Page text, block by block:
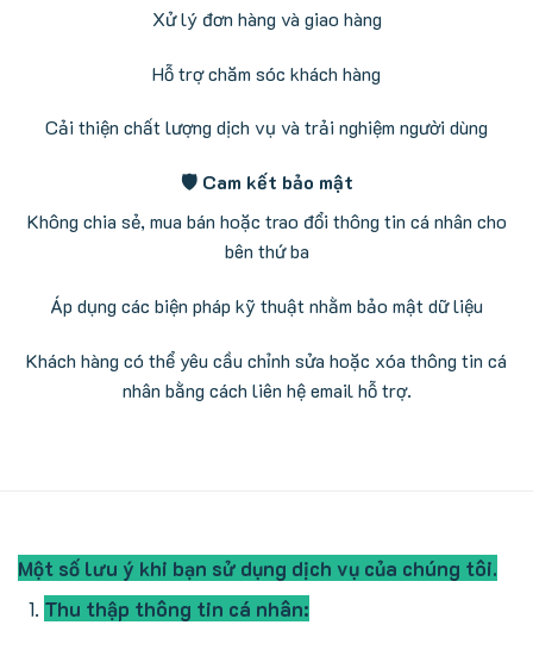
Xử lý đơn hàng và giao hàng
Hỗ trợ chăm sóc khách hàng
Cải thiện chất lượng dịch vụ và trải nghiệm người dùng
🛡️ Cam kết bảo mật
Không chia sẻ, mua bán hoặc trao đổi thông tin cá nhân cho
bên thứ ba
Áp dụng các biện pháp kỹ thuật nhằm bảo mật dữ liệu
Khách hàng có thể yêu cầu chỉnh sửa hoặc xóa thông tin cá
nhân bằng cách liên hệ email hỗ trợ.
Một số lưu ý khi bạn sử dụng dịch vụ của chúng tôi.
Thu thập thông tin cá nhân: